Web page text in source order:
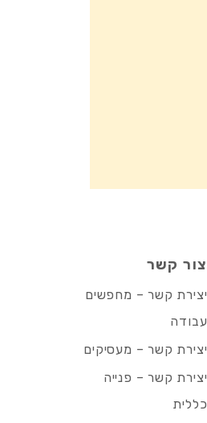
צור קשר
יצירת קשר – מחפשים
עבודה
יצירת קשר – מעסיקים
יצירת קשר – פנייה
כללית